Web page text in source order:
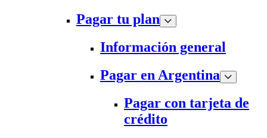
Pagar tu plan
Información general
Pagar en Argentina
Pagar con tarjeta de
crédito